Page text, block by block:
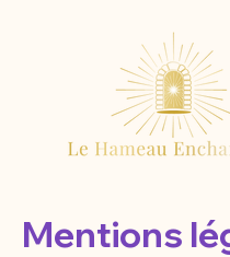
Mentions